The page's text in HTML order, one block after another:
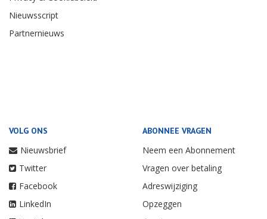
Nieuwsscript
Partnernieuws
VOLG ONS
Nieuwsbrief
Twitter
Facebook
LinkedIn
ABONNEE VRAGEN
Neem een Abonnement
Vragen over betaling
Adreswijziging
Opzeggen